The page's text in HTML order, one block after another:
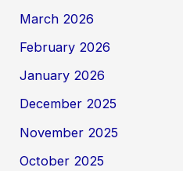
March 2026
February 2026
January 2026
December 2025
November 2025
October 2025